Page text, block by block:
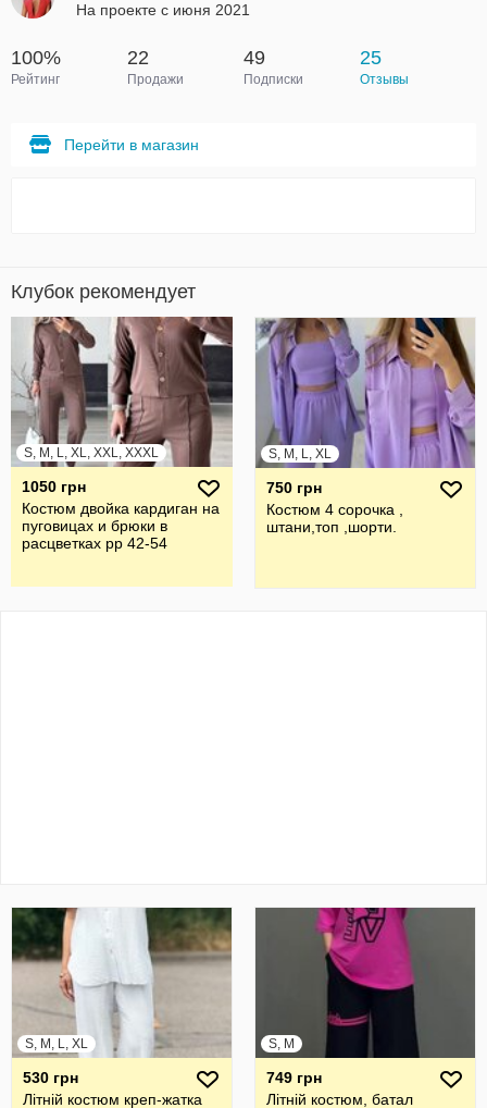
На проекте с июня 2021
100%
Рейтинг
22
Продажи
49
Подписки
25
Отзывы
Перейти в магазин
Клубок рекомендует
S, M, L, XL, XXL, XXXL
1050 грн
Костюм двойка кардиган на
пуговицах и брюки в
расцветках рр 42-54
S, M, L, XL
750 грн
Костюм 4 сорочка ,
штани,топ ,шорти.
S, M, L, XL
530 грн
Літній костюм креп-жатка
S, M
749 грн
Літній костюм, батал